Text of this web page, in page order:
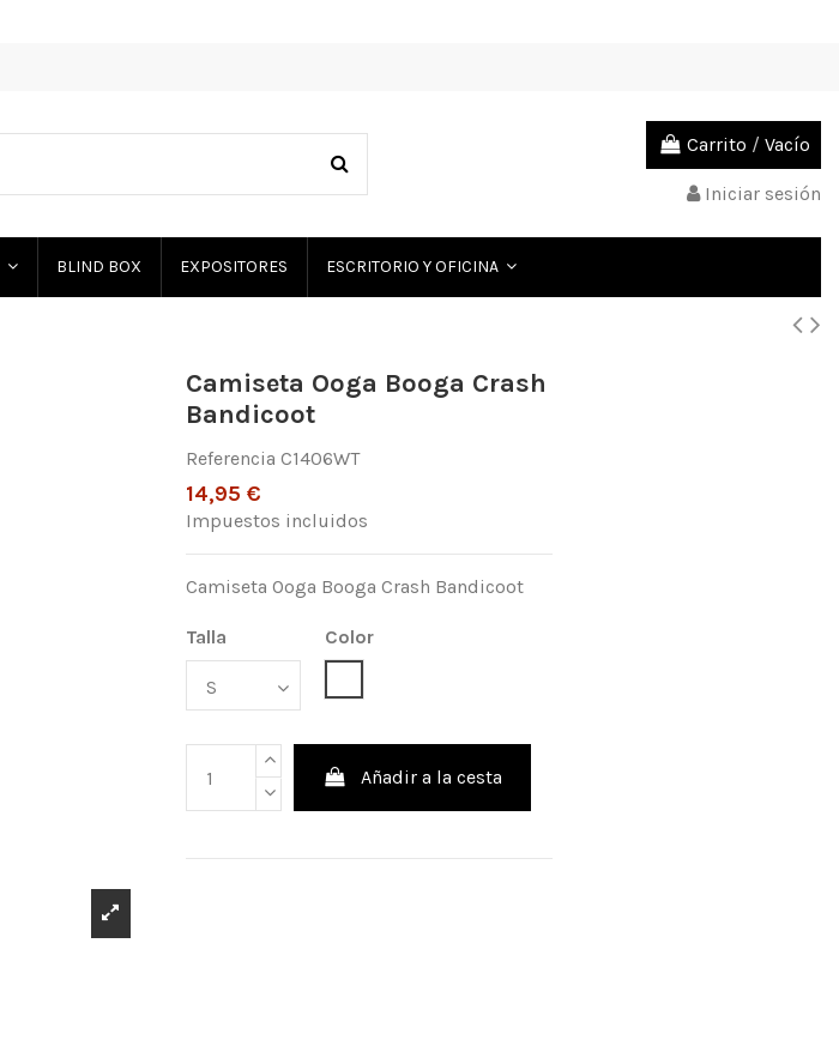
Carrito / Vacío
Iniciar sesión
BLIND BOX EXPOSITORES ESCRITORIO Y OFICINA
Camiseta Ooga Booga Crash
Bandicoot
Referencia C1406WT
14,95 €
Impuestos incluidos
Camiseta Ooga Booga Crash Bandicoot
Talla
Color
Añadir a la cesta